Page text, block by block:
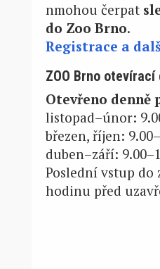
nmohou čerpat
do Zoo Brno.
Registrace a
ZOO Brno otevírací
Otevřeno denně
listopad–únor:
březen, říjen:
duben–září:
Poslední vstup do
hodinu před